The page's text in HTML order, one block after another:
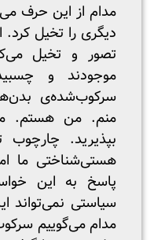
مدام از این حرف
دیگری را تخیل کرد.
تصور و تخیل
موجودند و
سرکوب‌شده‌ی
منم. من هستم.
بپذیرید.
هستی‌شناختی ما
پاسخ به این
سیاستی نمی‌تواند
مدام می‌گوییم